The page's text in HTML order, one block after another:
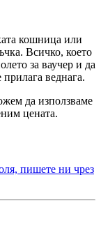
кошница или
Всичко, което
за ваучер и да
прилага веднага.
да използваме
цената.
пишете ни чрез